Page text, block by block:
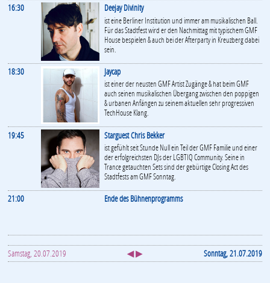
16:30 Deejay Divinity
ist eine Berliner Institution und immer am musikalischen Ball.
Für das Stadtfest wird er den Nachmittag mit typischem GMF
House bespielen & auch bei der Afterparty in Kreuzberg dabei
sein.
18:30 Jaycap
ist einer der neusten GMF Artist Zugänge & hat beim GMF
auch seinen musikalischen Übergang zwischen den poppigen
& urbanen Anfängen zu seinem aktuellen sehr progressiven
TechHouse Klang.
19:45 Starguest Chris Bekker
ist gefühlt seit Stunde Null ein Teil der GMF Familie und einer
der erfolgreichsten DJs der LGBTIQ Community. Seine in
Trance getauchten Sets sind der gebürtige Closing Act des
Stadtfests am GMF Sonntag.
21:00 Ende des Bühnenprogramms
Samstag, 20.07.2019 ◀ ▶ Sonntag, 21.07.2019